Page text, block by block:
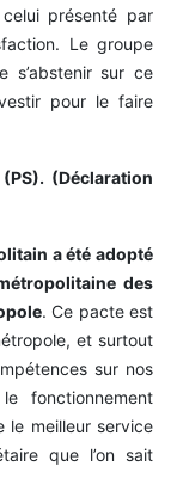
présenté par
Le groupe
s’abstenir sur ce
pour le faire
(Déclaration
a été adopté
des
. Ce pacte est
et surtout
sur nos
fonctionnement
le meilleur service
que l’on sait